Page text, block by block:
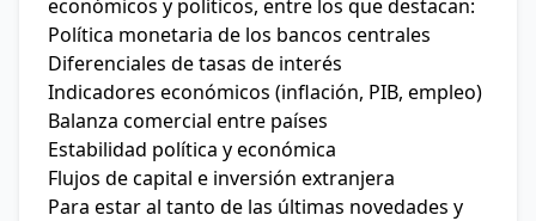
económicos y políticos, entre los que destacan:
Política monetaria de los bancos centrales
Diferenciales de tasas de interés
Indicadores económicos (inflación, PIB, empleo)
Balanza comercial entre países
Estabilidad política y económica
Flujos de capital e inversión extranjera
Para estar al tanto de las últimas novedades y